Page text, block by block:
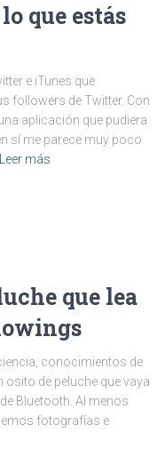
que estás
e iTunes que
followers de Twitter. Con
aplicación que pudiera
sí me parece muy poco
Leer más
que lea
conocimientos de
osito de peluche que vaya
Bluetooth. Al menos
fotografías e